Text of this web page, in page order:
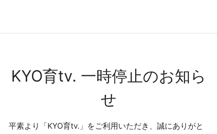
コンテンツへ
ホーム
KYO育tv. 一時停止のお知ら
せ
平素より「KYO育tv.」をご利用いただき、誠にありがと